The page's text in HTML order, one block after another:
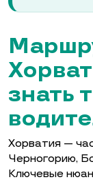
знать
Хорватия —
Черногорию,
Ключевые